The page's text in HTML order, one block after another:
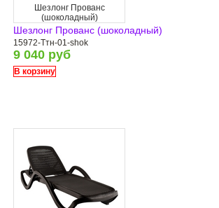
Шезлонг Прованс
(шоколадный)
Шезлонг Прованс (шоколадный)
15972-Ттн-01-shok
9 040 руб
В корзину